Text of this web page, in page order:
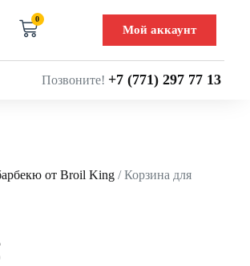
0
Мой аккаунт
Позвоните! +7 (771) 297 77 13
от Broil King/ Корзина для